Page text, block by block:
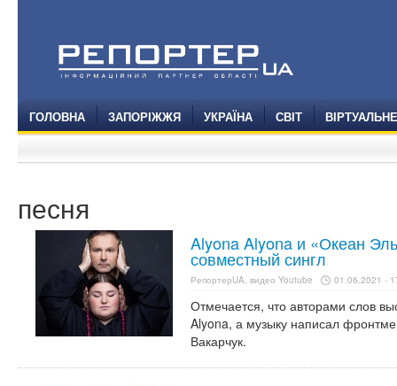
ГОЛОВНА ЗАПОРІЖЖЯ УКРАЇНА СВІТ
песня
Alyona Alyona и «Океан
совместный сингл
РепортерUA, видео Youtube 01.06.2021 -
Отмечается, что авторами слов
Alyona, а музыку написал
Вакарчук.